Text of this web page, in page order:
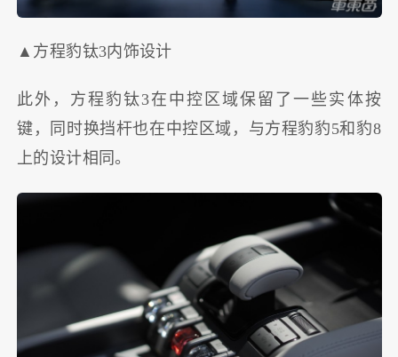
▲方程豹钛3内饰设计
此外，方程豹钛3在中控区域保留了一些实体按
键，同时换挡杆也在中控区域，与方程豹豹5和豹8
上的设计相同。